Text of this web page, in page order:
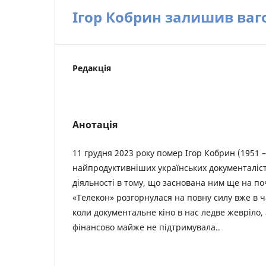
Ігор Кобрин залишив
Редакція
Анотація
11 грудня 2023 року помер Ігор Кобрин (1951
найпродуктивніших українських
діяльності в тому, що заснована ним ще на
«Телекон» розгорнулася на повну силу вже в
коли документальне кіно в нас ледве
фінансово майже не підтримувала..